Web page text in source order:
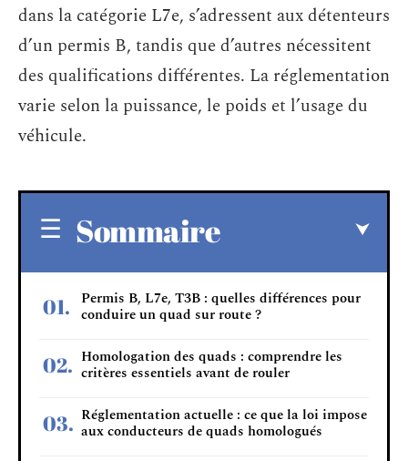
dans la catégorie L7e, s’adressent aux détenteurs
d’un permis B, tandis que d’autres nécessitent
des qualifications différentes. La réglementation
varie selon la puissance, le poids et l’usage du
véhicule.
Sommaire
Permis B, L7e, T3B : quelles différences pour
conduire un quad sur route ?
Homologation des quads : comprendre les
critères essentiels avant de rouler
Réglementation actuelle : ce que la loi impose
aux conducteurs de quads homologués